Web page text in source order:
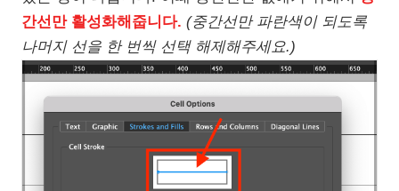
간선만 활성화해줍니다. (중간선만 파란색이 되도록
나머지 선을 한 번씩 선택 해제해주세요.)